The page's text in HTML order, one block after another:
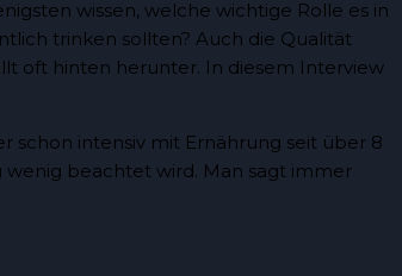
wissen, welche wichtige Rolle es in
trinken sollten? Auch die Qualität
oft hinten herunter. In diesem Interview
schon intensiv mit Ernährung seit über 8
wenig beachtet wird. Man sagt immer